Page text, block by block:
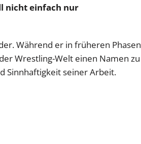
nicht einfach nur
Während er in früheren Phasen
Wrestling-Welt einen Namen zu
Sinnhaftigkeit seiner Arbeit.